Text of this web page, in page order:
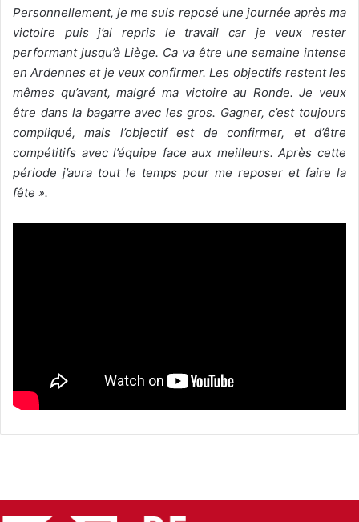
Personnellement, je me suis reposé une journée après ma
victoire puis j’ai repris le travail car je veux rester
performant jusqu’à Liège. Ca va être une semaine intense
en Ardennes et je veux confirmer. Les objectifs restent les
mêmes qu’avant, malgré ma victoire au Ronde. Je veux
être dans la bagarre avec les gros. Gagner, c’est toujours
compliqué, mais l’objectif est de confirmer, et d’être
compétitifs avec l’équipe face aux meilleurs. Après cette
période j’aura tout le temps pour me reposer et faire la
fête ».